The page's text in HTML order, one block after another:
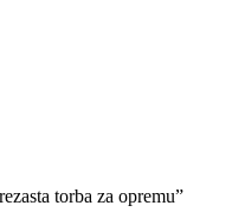
torba za opremu”